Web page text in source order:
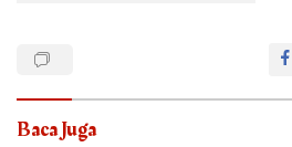
Baca Juga